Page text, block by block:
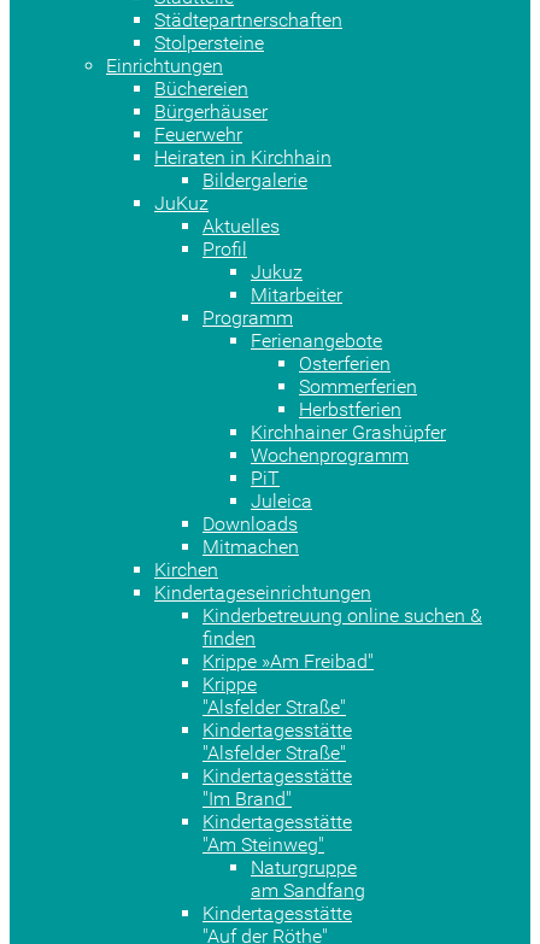
Städtepartnerschaften
Stolpersteine
Einrichtungen
Büchereien
Bürgerhäuser
Feuerwehr
Heiraten in Kirchhain
Bildergalerie
JuKuz
Aktuelles
Profil
Jukuz
Mitarbeiter
Programm
Ferienangebote
Osterferien
Sommerferien
Herbstferien
Kirchhainer Grashüpfer
Wochenprogramm
PiT
Juleica
Downloads
Mitmachen
Kirchen
Kindertageseinrichtungen
Kinderbetreuung online suchen &
finden
Krippe »Am Freibad"
Krippe
"Alsfelder Straße"
Kindertagesstätte
"Alsfelder Straße"
Kindertagesstätte
"Im Brand"
Kindertagesstätte
"Am Steinweg"
Naturgruppe
am Sandfang
Kindertagesstätte
"Auf der Röthe"